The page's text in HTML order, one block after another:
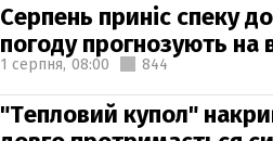
Серпень приніс спеку
погоду прогнозують на
1 серпня, 08:00 844
"Тепловий купол"